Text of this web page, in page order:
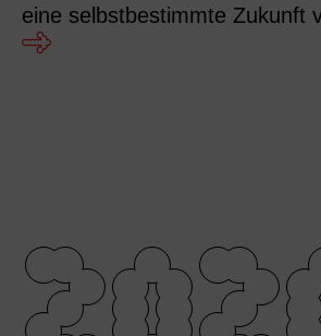
eine selbstbestimmte Zukunft